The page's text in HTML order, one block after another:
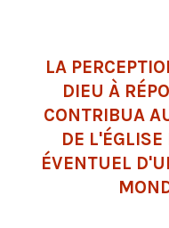
LA
DIEU À
CONTRIBUA
DE
ÉVENTUEL